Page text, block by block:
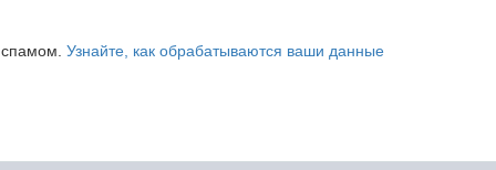
спамом.Узнайте, как обрабатываются ваши данные